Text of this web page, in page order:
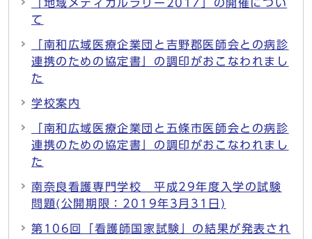
「地域メディカルラリー2017」の開催につい
て
「南和広域医療企業団と吉野郡医師会との病診
連携のための協定書」の調印がおこなわれまし
た
学校案内
「南和広域医療企業団と五條市医師会との病診
連携のための協定書」の調印がおこなわれまし
た
南奈良看護専門学校 平成29年度入学の試験
問題(公開期限：2019年3月31日)
第106回「看護師国家試験」の結果が発表され